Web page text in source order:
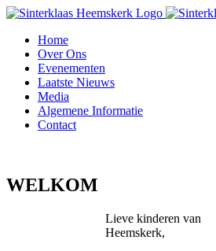
Ga
inhoudHome
Over Ons
Evenementen
Laatste Nieuws
Media
Algemene Informatie
Contact
WELKOM
Lieve kinderen van
Heemskerk,